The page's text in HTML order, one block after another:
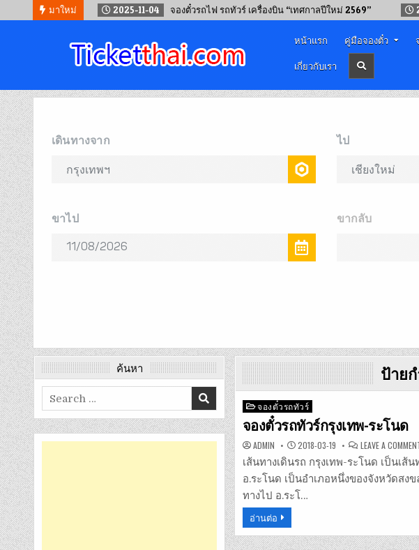
มาใหม่ 2025-11-04 จองตั๋วรถไฟ รถทัวร์ เครื่องบิน “เทศกาลปีใหม่ 2569”
จองตั๋วออนไลน์
หน้าแรก คู่มือจองตั๋ว
เกี่ยวกับเรา
ป้าย
Posted
in
จองตั๋วรถทัวร์
จองตั๋วรถทัวร์กรุงเทพ-ระโนด
ADMIN 2018-03-19 LEAVE A
เส้นทางเดินรถ กรุงเทพ-ระโนด เป็นเ
อ.ระโนด เป็นอำเภอหนึ่งของจังหวัดส
ทางไป อ.ระโ…
อ่านต่อ
ค้นหา
Search
for: